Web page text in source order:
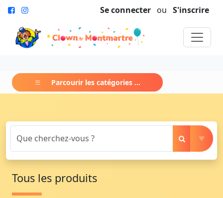
Se connecter ou S'inscrire
Parcourir les catégories ...
Tous les produits